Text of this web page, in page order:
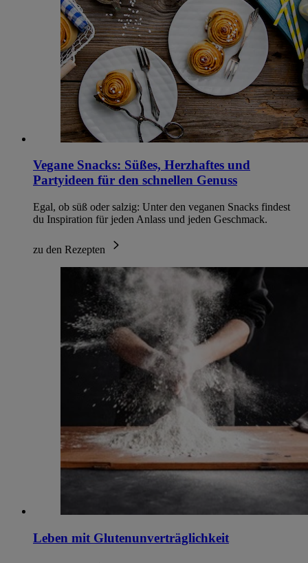
Vegane Snacks: Süßes, Herzhaftes und
Partyideen für den schnellen Genuss
Egal, ob süß oder salzig: Unter den veganen Snacks findest
du Inspiration für jeden Anlass und jeden Geschmack.
zu den Rezepten
Leben mit Glutenunverträglichkeit